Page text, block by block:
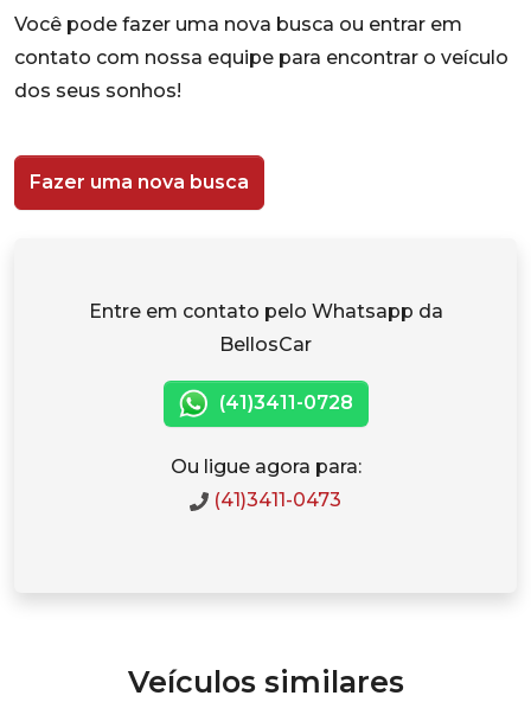
Você pode fazer uma nova busca ou entrar em
contato com nossa equipe para encontrar o veículo
dos seus sonhos!
Fazer uma nova busca
Entre em contato pelo Whatsapp da
BellosCar
(41)3411-0728
Ou ligue agora para:
(41)3411-0473
Veículos similares